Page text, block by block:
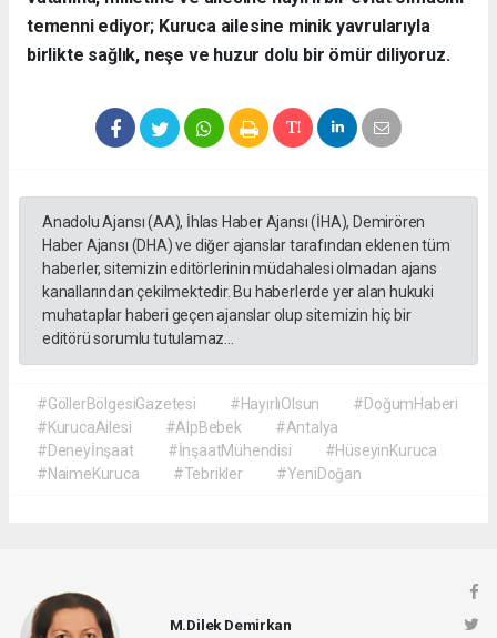
temenni ediyor; Kuruca ailesine minik yavrularıyla
birlikte sağlık, neşe ve huzur dolu bir ömür diliyoruz.
Anadolu Ajansı (AA), İhlas Haber Ajansı (İHA), Demirören
Haber Ajansı (DHA) ve diğer ajanslar tarafından eklenen tüm
haberler, sitemizin editörlerinin müdahalesi olmadan ajans
kanallarından çekilmektedir. Bu haberlerde yer alan hukuki
muhataplar haberi geçen ajanslar olup sitemizin hiç bir
editörü sorumlu tutulamaz...
#GöllerBölgesiGazetesi #HayırlıOlsun
#DoğumHaberi
#KurucaAilesi
#AlpBebek
#Antalya
#Deneyİnşaat
#İnşaatMühendisi
#HüseyinKuruca
#NaimeKuruca
#Tebrikler #YeniDoğan
M.Dilek Demirkan